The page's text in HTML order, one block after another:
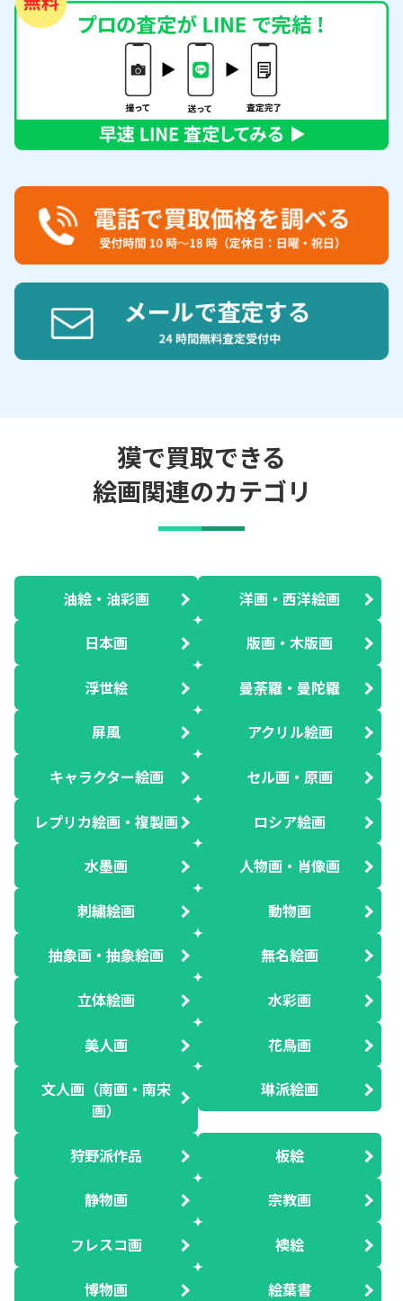
獏で買取できる
絵画関連のカテゴリ
油絵・油彩画 洋画・西洋絵画
日本画 版画・木版画
浮世絵 曼荼羅・曼陀羅
屏風 アクリル絵画
キャラクター絵画 セル画・原画
レプリカ絵画・複製画 ロシア絵画
水墨画 人物画・肖像画
刺繍絵画 動物画
抽象画・抽象絵画 無名絵画
立体絵画 水彩画
美人画 花鳥画
文人画（南画・南宋
画）
琳派絵画
狩野派作品 板絵
静物画 宗教画
フレスコ画 襖絵
博物画 絵葉書